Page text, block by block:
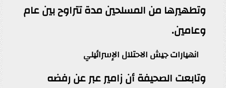
وتطهيرها من المسلحين مدة تتراوح بين عام
وعامين.
انهيارات جيش الاحتلال الإسرائيلي
وتابعت الصحيفة أن زامير عبر عن رفضه